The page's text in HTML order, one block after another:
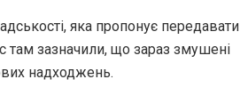
яка пропонує передавати
там зазначили, що зараз змушені
надходжень.